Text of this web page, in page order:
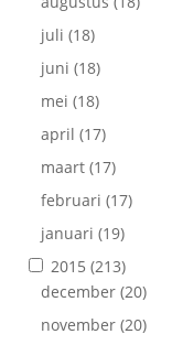
juli (18)
juni (18)
mei (18)
april (17)
maart (17)
februari (17)
januari (19)
2015 (213)
december (20)
november (20)